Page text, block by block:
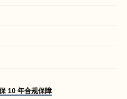
10 年合规保障